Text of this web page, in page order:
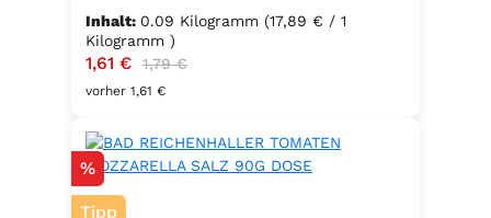
Kartoffelspezialitäten den perfekten
Geschmack – ganz ohne
Geschmacksverstärker. Die feine
Mischung ist vegan, glutenfrei und
bewusste Ernährung und
unkomplizierte Würzung in der
Küche oder unterwegs.
Inhalt: 0.09 Kilogramm (17,89 € / 1
Kilogramm )
Verkaufspreis:
1,61 € Regulärer Preis:
1,79 €
vorher 1,61 €
Rabatt
%
Tipp